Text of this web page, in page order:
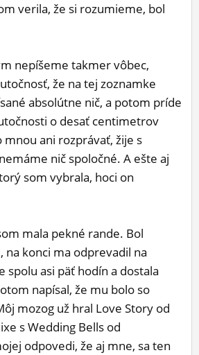
verila, že si rozumieme, bol
nepíšeme takmer vôbec,
že na tej zoznamke
absolútne nič, a potom príde
o desať centimetrov
mnou ani rozprávať, žije s
nič spoločné. A ešte aj
som vybrala, hoci on
mala pekné rande. Bol
na konci ma odprevadil na
spolu asi päť hodín a dostala
napísal, že mu bolo so
mozog už hral Love Story od
s Wedding Bells od
odpovedi, že aj mne, sa ten